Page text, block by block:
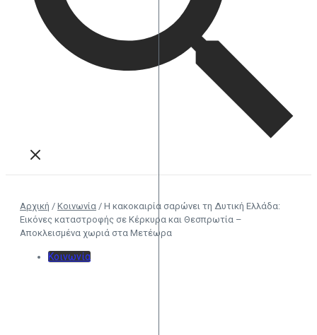
Αρχική / Κοινωνία / Η κακοκαιρία σαρώνει τη Δυτική Ελλάδα:
Εικόνες καταστροφής σε Κέρκυρα και Θεσπρωτία –
Αποκλεισμένα χωριά στα Μετέωρα
Κοινωνία